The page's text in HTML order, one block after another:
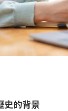
史的背景